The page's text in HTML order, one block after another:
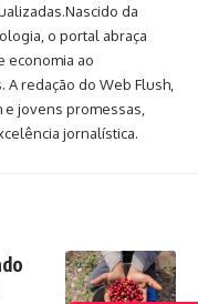
da
o portal abraça
economia ao
redação do Web Flush,
jovens promessas,
jornalística.